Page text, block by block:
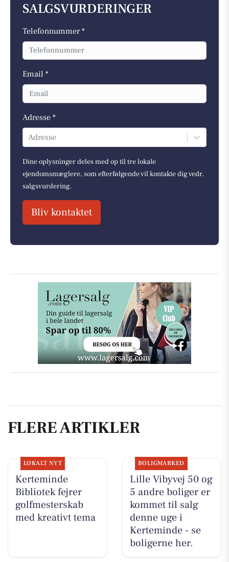
SALGSVURDERINGER
Telefonnummer *
Email *
Adresse *
Adresse
Dine oplysninger deles med op til tre lokale
ejendomsmæglere, som efterfølgende vil kontakte dig vedr.
salgsvurdering.
Bliv kontaktet
FLERE ARTIKLER
LOKALT NYT
Kerteminde
Bibliotek fejrer
golfmesterskab
med kreativt tema
BOLIGMARKED
Lille Vibyvej 50 og
5 andre boliger er
kommet til salg
denne uge i
Kerteminde - se
boligerne her.